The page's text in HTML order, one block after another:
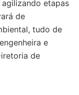
etapas
de
tudo de
e
de